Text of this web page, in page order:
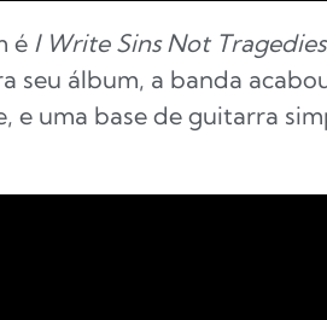
é I Write Sins Not Tragedies
seu álbum, a banda
uma base de guitarra